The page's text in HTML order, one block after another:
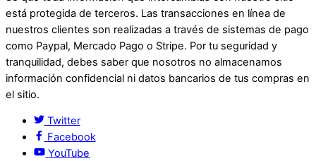
está protegida de terceros. Las transacciones en línea de
nuestros clientes son realizadas a través de sistemas de pago
como Paypal, Mercado Pago o Stripe. Por tu seguridad y
tranquilidad, debes saber que nosotros no almacenamos
información confidencial ni datos bancarios de tus compras en
el sitio.
Twitter
Facebook
YouTube